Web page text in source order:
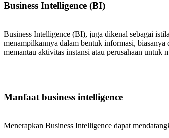
Business Intelligence (BI)
Business Intelligence (BI), juga dikenal sebagai
menampilkannya dalam bentuk informasi,
memantau aktivitas instansi atau perusahaan untuk
Manfaat business intelligence
Menerapkan Business Intelligence dapat